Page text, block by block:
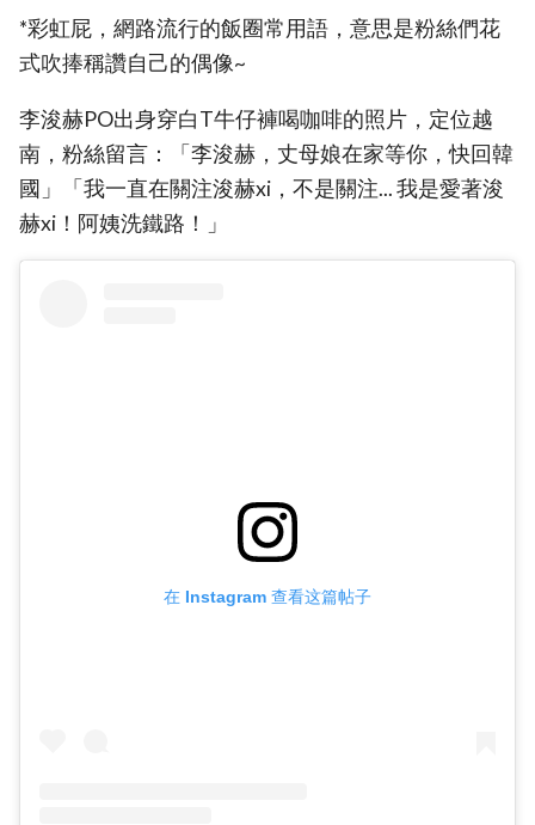
*彩虹屁，網路流行的飯圈常用語，意思是粉絲們花
式吹捧稱讚自己的偶像~
李浚赫PO出身穿白T牛仔褲喝咖啡的照片，定位越
南，粉絲留言：「李浚赫，丈母娘在家等你，快回韓
國」「我一直在關注浚赫xi，不是關注... 我是愛著浚
赫xi！阿姨洗鐵路！」
在 Instagram 查看这篇帖子